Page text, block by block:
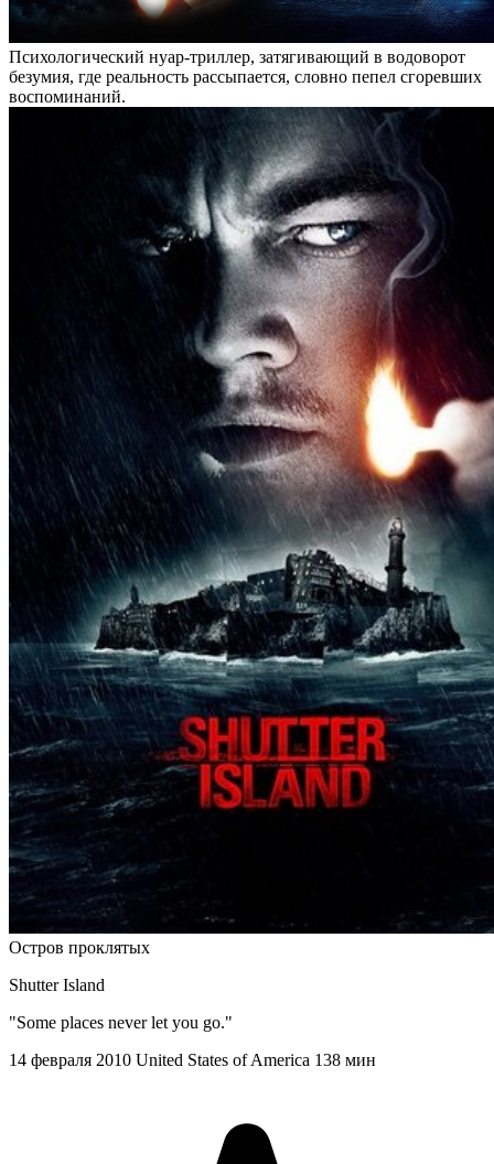
Психологический нуар-триллер, затягивающий в водоворот
безумия, где реальность рассыпается, словно пепел сгоревших
воспоминаний.
Остров проклятых
Shutter Island
"Some places never let you go."
14 февраля 2010 United States of America 138 мин